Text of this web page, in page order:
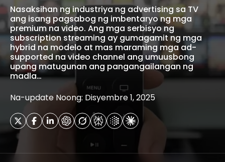
Nasaksihan ng industriya ng advertising sa TV
ang isang pagsabog ng imbentaryo ng mga
premium na video. Ang mga serbisyo ng
subscription streaming ay gumagamit ng mga
hybrid na modelo at mas maraming mga ad-
supported na video channel ang umuusbong
upang matugunan ang pangangailangan ng
madla…
Na-update Noong: Disyembre 1, 2025